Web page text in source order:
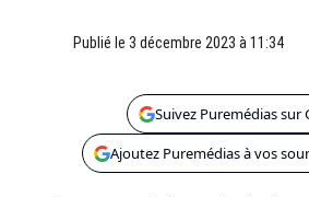
Publié le 3 décembre 2023 à 11:34
Suivez Puremédias sur
Ajoutez Puremédias à vos